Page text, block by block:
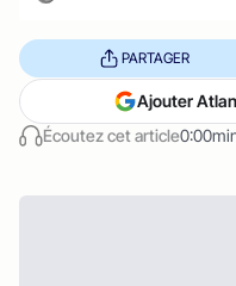
Écoutez cet article
PARTAGER
Ajouter